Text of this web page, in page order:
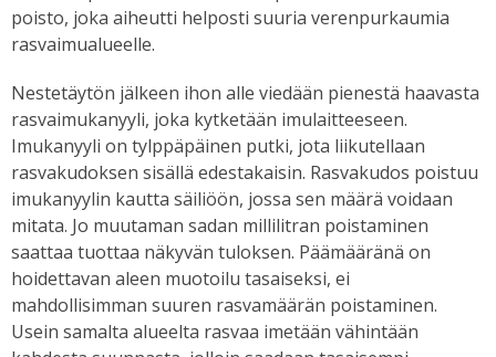
poisto, joka aiheutti helposti suuria verenpurkaumia
rasvaimualueelle.
Nestetäytön jälkeen ihon alle viedään pienestä haavasta
rasvaimukanyyli, joka kytketään imulaitteeseen.
Imukanyyli on tylppäpäinen putki, jota liikutellaan
rasvakudoksen sisällä edestakaisin. Rasvakudos poistuu
imukanyylin kautta säiliöön, jossa sen määrä voidaan
mitata. Jo muutaman sadan millilitran poistaminen
saattaa tuottaa näkyvän tuloksen. Päämääränä on
hoidettavan aleen muotoilu tasaiseksi, ei
mahdollisimman suuren rasvamäärän poistaminen.
Usein samalta alueelta rasvaa imetään vähintään